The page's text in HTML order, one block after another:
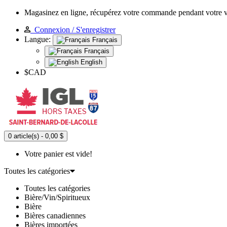
Magasinez en ligne, récupérez votre commande pendant votre
Connexion / S'enregistrer
Langue:
Français
Français
English
$CAD
0 article(s) - 0,00 $
Votre panier est vide!
Toutes les catégories
Toutes les catégories
Bière/Vin/Spiritueux
Bière
Bières canadiennes
Bières importées